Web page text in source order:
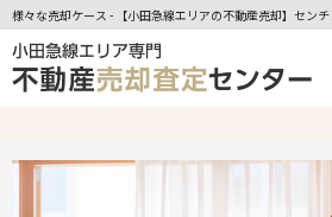
様々な売却ケース - 【小田急線エリアの不動産売却】セン